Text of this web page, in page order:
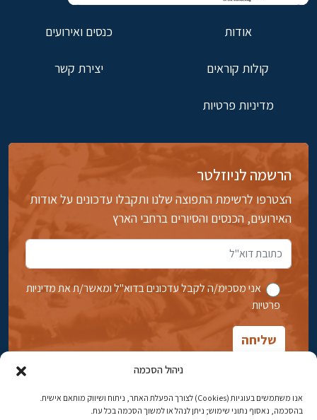
ניהול הסכמה
אנו משתמשים בעוגיות (Cookies) לצורך הפעלת האתר, ניתוח ושיווק מותאם אישית.
בהסכמה, נאסוף נתוני שימוש; ניתן לנהל או למשוך הסכמה בכל עת.
אודות כנסים ואירועים
קולות קוראים יצירת קשר
מדיניות פרטיות
הרשמה לניוזלטר
הצטרפו לרשימת התפוצה שלנו ותקבלו עדכונים על אודות
האירועים, הכנסים והסיורים ברחבי הארץ
אני מסכימ/ה לקבל עדכונים בדוא''ל ומאשר/ת את מדיניות
פרטיות
אבן גבירול 14, רחביה, ירושלים